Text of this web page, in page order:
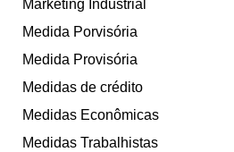
Marketing Industrial
Medida Porvisória
Medida Provisória
Medidas de crédito
Medidas Econômicas
Medidas Trabalhistas